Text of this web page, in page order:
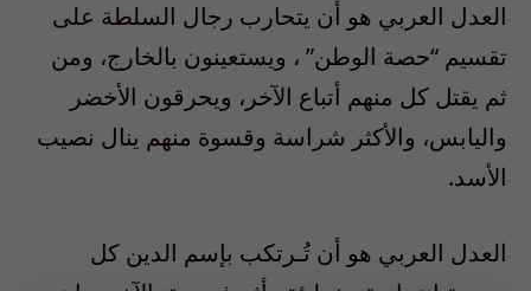
العدل العربي هو أن يتحارب رجال السلطة على
تقسيم “حصة الوطن” ، ويستعينون بالخارج، ومن
ثم يقتل كل منهم أتباع الآخر، ويحرقون الأخضر
واليابس، والأكثر شراسة وقسوة منهم ينال نصيب
الأسد.
العدل العربي هو أن تُـرتكب بإسم الدين كل